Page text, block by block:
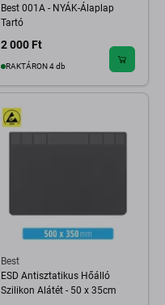
Best 001A - NYÁK-Álaplap
Tartó
2 000 Ft
RAKTÁRON 4 db
Best
ESD Antisztatikus Hőálló
Szilikon Alátét - 50 x 35cm